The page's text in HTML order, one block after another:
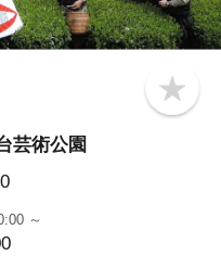
b
o
芸術公園
～